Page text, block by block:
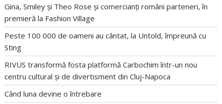
Gina, Smiley și Theo Rose și comercianți români parteneri, în
premieră la Fashion Village
Peste 100 000 de oameni au cântat, la Untold, împreună cu
Sting
RIVUS transformă fosta platformă Carbochim într-un nou
centru cultural și de divertisment din Cluj-Napoca
Când luna devine o întrebare